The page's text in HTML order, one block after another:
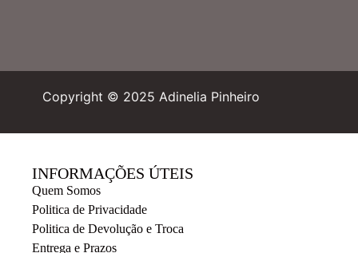
Copyright © 2025 Adinelia Pinheiro
INFORMAÇÕES ÚTEIS
Quem Somos
Politica de Privacidade
Politica de Devolução e Troca
Entrega e Prazos